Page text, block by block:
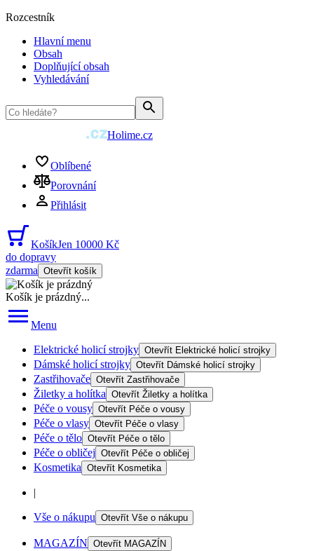
Rozcestník
Hlavní menu
Obsah
Doplňující obsah
Vyhledávání
Holime.cz
Oblíbené
Porovnání
Přihlásit
KošíkJen 10000 Kč
do dopravy
zdarma Otevřít košík
Košík je prázdný...
Menu
Elektrické holicí strojky Otevřít Elektrické holicí strojky
Dámské holicí strojky Otevřít Dámské holicí strojky
Zastřihovače Otevřít Zastřihovače
Žiletky a holítka Otevřít Žiletky a holítka
Péče o vousy Otevřít Péče o vousy
Péče o vlasy Otevřít Péče o vlasy
Péče o tělo Otevřít Péče o tělo
Péče o obličej Otevřít Péče o obličej
Kosmetika Otevřít Kosmetika
|
Vše o nákupu Otevřít Vše o nákupu
MAGAZÍN Otevřít MAGAZÍN